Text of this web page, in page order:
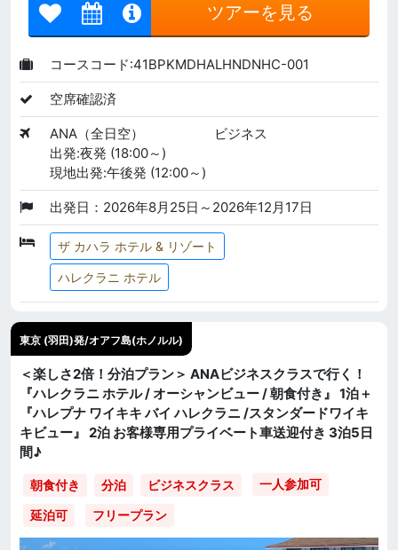
ツアーを見る
コースコード:41BPKMDHALHNDNHC-001
空席確認済
ANA（全日空）
ビジネス
出発:夜発 (18:00～)
現地出発:午後発 (12:00～)
出発日：2026年8月25日～2026年12月17日
ザ カハラ ホテル & リゾート
ハレクラニ ホテル
東京 (羽田)発/オアフ島(ホノルル)
＜楽しさ2倍！分泊プラン＞ ANAビジネスクラスで行く！
『ハレクラニ ホテル / オーシャンビュー / 朝食付き』 1泊＋
『ハレプナ ワイキキ バイ ハレクラニ /スタンダードワイキ
キビュー』 2泊 お客様専用プライベート車送迎付き 3泊5日
間♪
朝食付き 分泊 ビジネスクラス 一人参加可
延泊可 フリープラン